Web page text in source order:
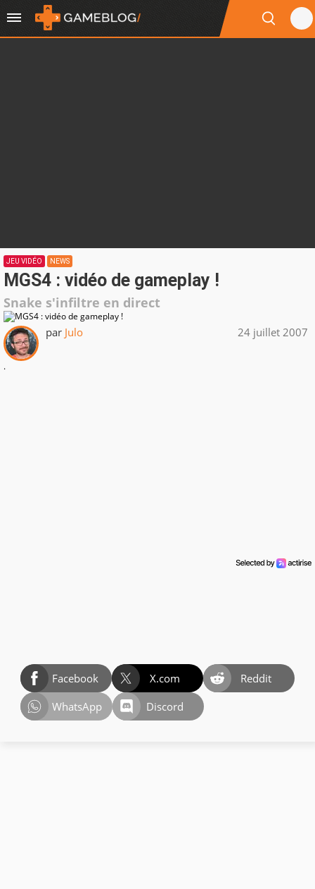
JEU VIDÉO NEWS
MGS4 : vidéo de gameplay !
Snake s'infiltre en direct
par Julo 24 juillet 2007
.
Facebook X.com
Reddit
WhatsApp
Discord